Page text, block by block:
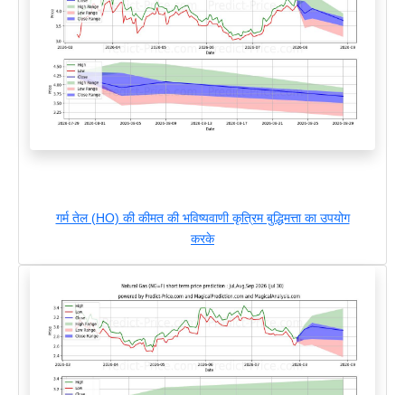
गर्म तेल (HO) की कीमत की भविष्यवाणी कृत्रिम बुद्धिमत्ता का उपयोग
करके